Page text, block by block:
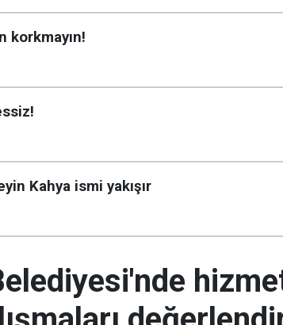
korkmayın!
Kahya ismi yakışır